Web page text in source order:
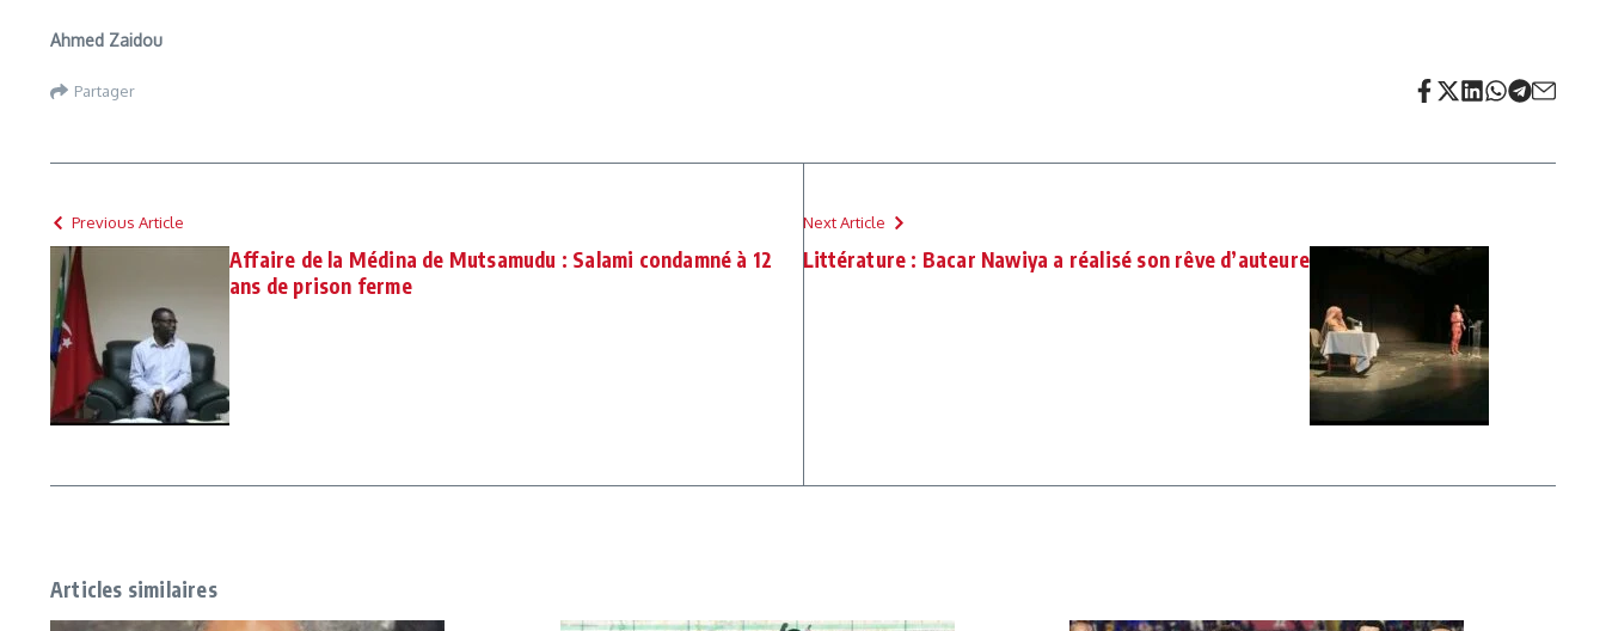
Ahmed Zaidou
Partager
Previous Article
Affaire de la Médina de Mutsamudu : Salami condamné à 12
ans de prison ferme
Next Article
Littérature : Bacar Nawiya a réalisé son rêve d’auteure
Articles similaires